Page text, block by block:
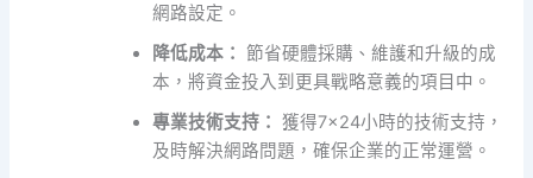
網路設定。
降低成本： 節省硬體採購、維護和升級的成
本，將資金投入到更具戰略意義的項目中。
專業技術支持： 獲得7×24小時的技術支持，
及時解決網路問題，確保企業的正常運營。